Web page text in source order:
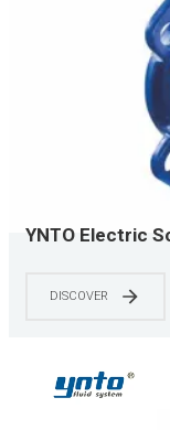
YNTO Electric
DISCOVER